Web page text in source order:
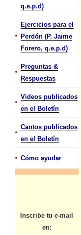
q.e.p.d)
•
Ejercicios para el
Perdón (P. Jaime
Forero, q.e.p.d)
•
Preguntas &
Respuestas
•
Videos publicados
en el Boletín
•
Cantos publicados
en el Boletín
• Cómo ayudar
Inscribe tu e-mail
en: